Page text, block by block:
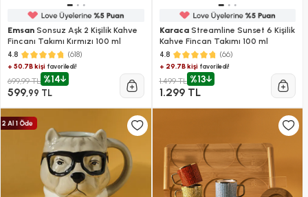
Emsan Sonsuz Aşk 2 Kişilik Kahve
Fincanı Takımı Kırmızı 100 ml
4.8 (618)
+ 50.7B kişi favoriledi!
699,99 TL %14
599,99 TL
KaracaStreamline Sunset 6 Kişilik
Kahve Fincan Takımı 100 ml
4.8 (66)
+ 29.7B kişifavoriledi!
1.499 TL %13
1.299 TL